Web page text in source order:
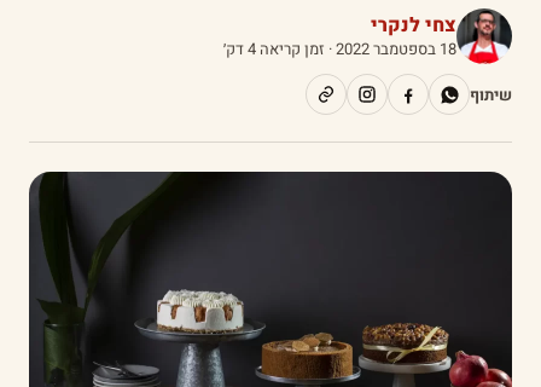
צחי לנקרי
18 בספטמבר 2022
· זמן קריאה 4 דק׳
שיתוף